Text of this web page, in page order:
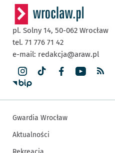
pl. Solny 14, 50-062 Wrocław
tel. 71 776 71 42
e-mail: redakcja@araw.pl
Gwardia Wrocław
Aktualności